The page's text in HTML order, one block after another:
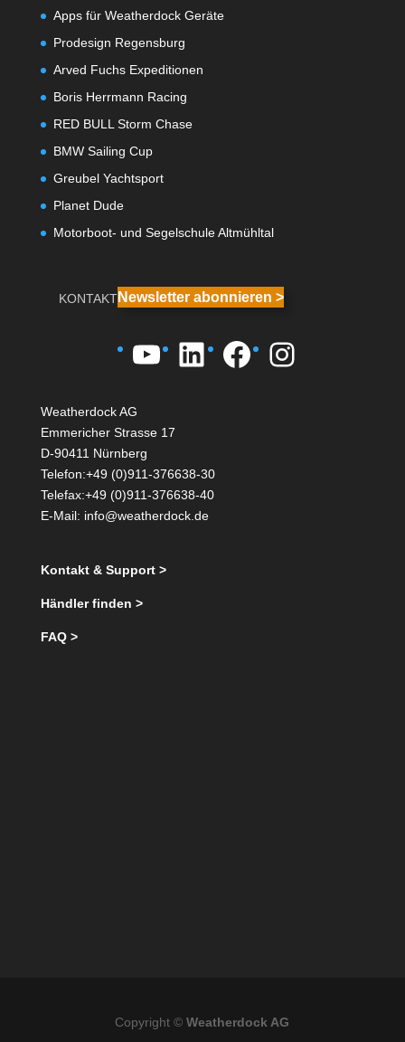
Apps für Weatherdock Geräte
Prodesign Regensburg
Arved Fuchs Expeditionen
Boris Herrmann Racing
RED BULL Storm Chase
BMW Sailing Cup
Greubel Yachtsport
Planet Dude
Motorboot- und Segelschule Altmühltal
KONTAKTNewsletter abonnieren >
YouTube
LinkedIn
Facebook
Weatherdock AG
Emmericher Strasse 17
D-90411 Nürnberg
Telefon:+49 (0)911-376638-30
Telefax:+49 (0)911-376638-40
E-Mail: info@weatherdock.de
Kontakt & Support >
Händler finden >
FAQ >
Copyright ©Weatherdock AG